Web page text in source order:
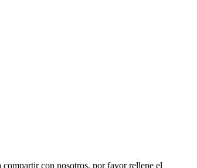
compartir con nosotros, por favor rellene el